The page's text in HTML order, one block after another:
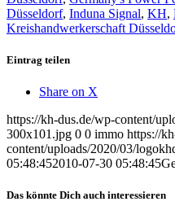
Düsseldorf, Induna Signal, KH,
Kreishandwerkerschaft
Eintrag teilen
Share on X
https://kh-dus.de/wp-content/
300x101.jpg 0 0 immo https://
content/uploads/2020/03/
05:48:452010-07-30 05:48:45
Das könnte Dich auch interessieren